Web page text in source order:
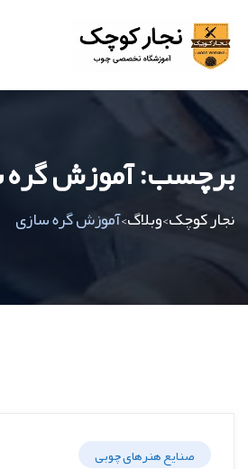
برچسب:آموزش
نجار کوچک>وبلاگ>آموزش گره سازی
صنایع هنرهای چوبی